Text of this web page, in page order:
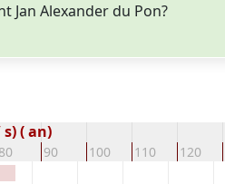
Jan Alexander du Pon?
80 90 100 110 120
( an)